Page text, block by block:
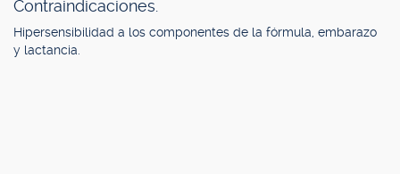
Contraindicaciones.
Hipersensibilidad a los componentes de la fórmula, embarazo
y lactancia.